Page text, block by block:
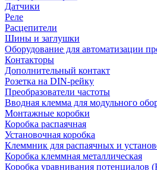
Датчики
Реле
Расцепители
Шины и заглушки
Оборудование для автоматизации
Контакторы
Дополнительный контакт
Розетка на DIN-рейку
Преобразователи частоты
Вводная клемма для модульного
Монтажные коробки
Коробка распаячная
Установочная коробка
Клеммник для распаячных и
Коробка клеммная металлическая
Коробка уравнивания потенциалов